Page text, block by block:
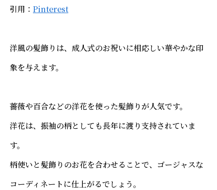
引用： Pinterest
洋風の髪飾りは、成人式のお祝いに相応しい華やかな印
象を与えます。
薔薇や百合などの洋花を使った髪飾りが人気です。
洋花は、振袖の柄としても長年に渡り支持されていま
す。
柄使いと髪飾りのお花を合わせることで、ゴージャスな
コーディネートに仕上がるでしょう。